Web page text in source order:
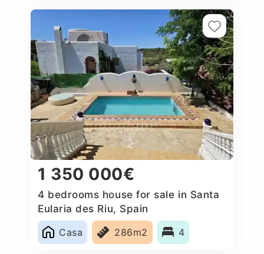
1 350 000€
4 bedrooms house for sale in Santa
Eularia des Riu, Spain
Casa
286m2 4